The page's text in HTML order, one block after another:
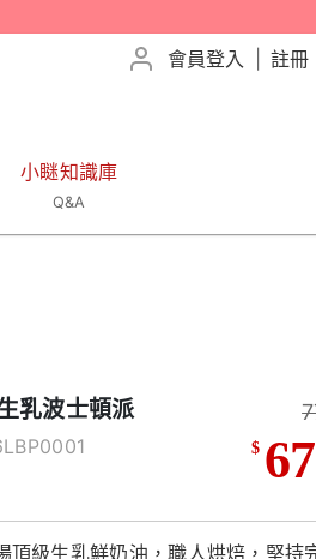
會員登入
註冊
小瞇知識庫
Q&A
乳波士頓派
$
頂級生乳鮮奶油，職人烘焙，堅持